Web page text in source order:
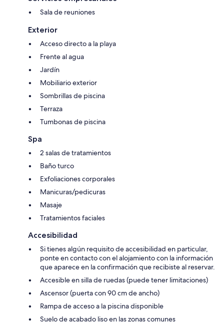
Sala de reuniones
Exterior
Acceso directo a la playa
Frente al agua
Jardín
Mobiliario exterior
Sombrillas de piscina
Terraza
Tumbonas de piscina
Spa
2 salas de tratamientos
Baño turco
Exfoliaciones corporales
Manicuras/pedicuras
Masaje
Tratamientos faciales
Accesibilidad
Si tienes algún requisito de accesibilidad en particular,
ponte en contacto con el alojamiento con la información
que aparece en la confirmación que recibiste al reservar.
Accesible en silla de ruedas (puede tener limitaciones)
Ascensor (puerta con 90 cm de ancho)
Rampa de acceso a la piscina disponible
Suelo de acabado liso en las zonas comunes